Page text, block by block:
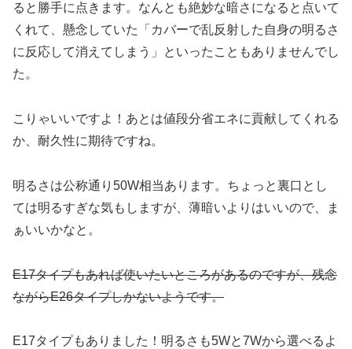
ると勝手に点きます。なんとも絶妙な暗さになると点いて
くれて、懸念していた「カバーで乱反射した自身の明るさ
に反応して消えてしまう」といったこともありませんでし
た。
こりゃいいですよ！あとは値段分省エネに貢献してくれる
か、耐久性に期待ですね。
明るさは公称通り50W相当あります。ちょっと裏口とし
ては明るすぎな気もしますが、薄暗いよりはいいので、ま
ぁいいかなと。
E17タイプもあれば使いたいところがあるのですが、残念
ながらE26タイプしかないようです。
E17タイプもありました！明るさも5Wと7Wから選べるよ